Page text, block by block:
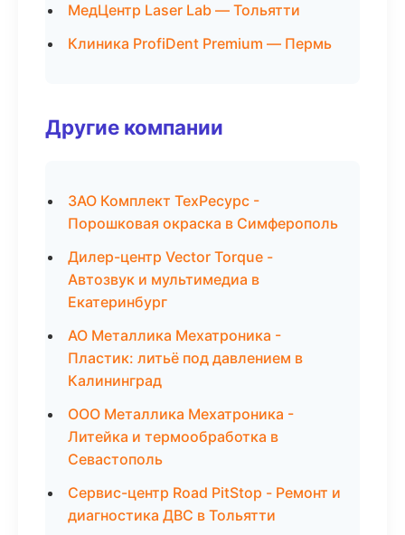
МедЦентр Laser Lab — Тольятти
Клиника ProfiDent Premium — Пермь
Другие компании
ЗАО Комплект ТехРесурс -
Порошковая окраска в Симферополь
Дилер-центр Vector Torque -
Автозвук и мультимедиа в
Екатеринбург
АО Металлика Мехатроника -
Пластик: литьё под давлением в
Калининград
ООО Металлика Мехатроника -
Литейка и термообработка в
Севастополь
Сервис-центр Road PitStop - Ремонт и
диагностика ДВС в Тольятти